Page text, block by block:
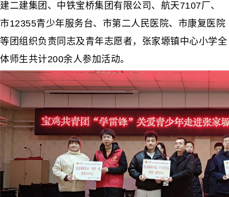
建二建集团、中铁宝桥集团有限公司、航天7107厂、
市12355青少年服务台、市第二人民医院、市康复医院
等团组织负责同志及青年志愿者，张家塬镇中心小学全
体师生共计200余人参加活动。